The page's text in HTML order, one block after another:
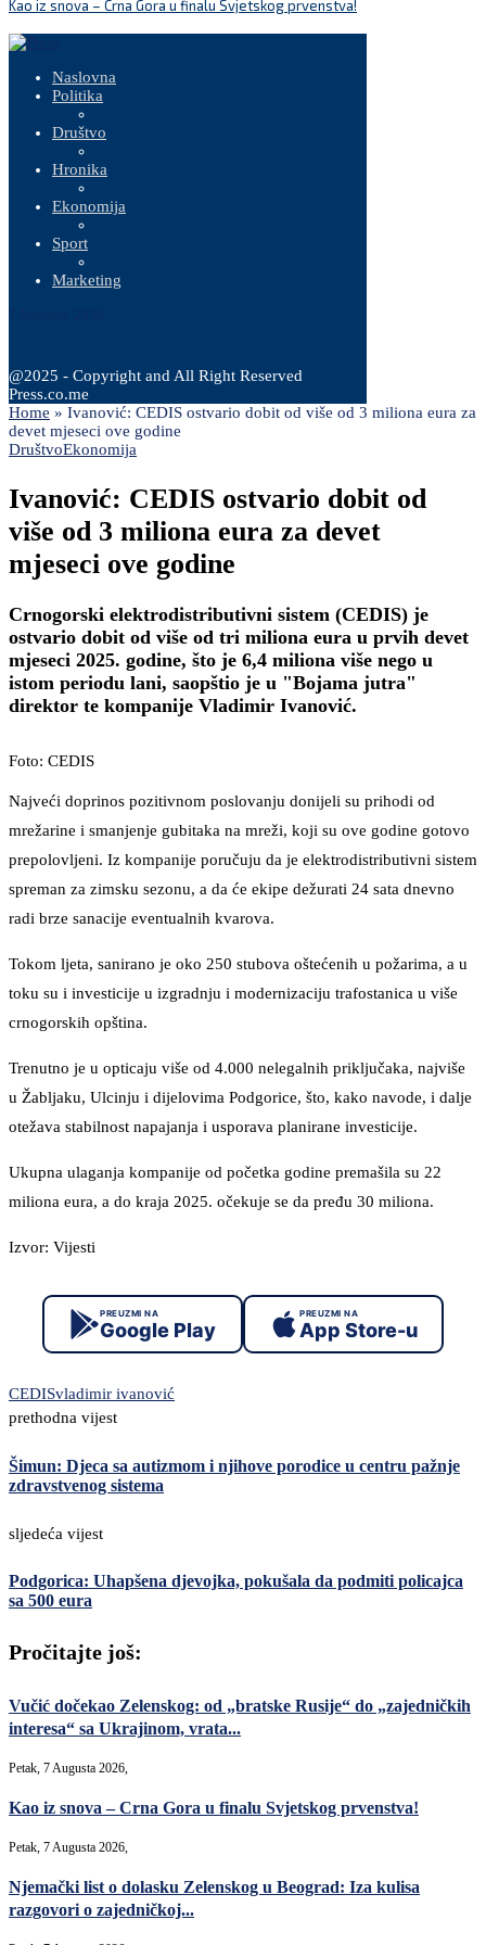
Kao iz snova – Crna Gora u finalu Svjetskog prvenstva!
Naslovna
Politika
Društvo
Hronika
Ekonomija
Sport
Marketing
@2025 - Copyright and All Right Reserved
Press.co.me
Home » Ivanović: CEDIS ostvario dobit od više od 3 miliona eura za
devet mjeseci ove godine
DruštvoEkonomija
Ivanović: CEDIS ostvario dobit od
više od 3 miliona eura za devet
mjeseci ove godine
Crnogorski elektrodistributivni sistem (CEDIS) je
ostvario dobit od više od tri miliona eura u prvih devet
mjeseci 2025. godine, što je 6,4 miliona više nego u
istom periodu lani, saopštio je u "Bojama jutra"
direktor te kompanije Vladimir Ivanović.
Foto: CEDIS
Najveći doprinos pozitivnom poslovanju donijeli su prihodi od
mrežarine i smanjenje gubitaka na mreži, koji su ove godine gotovo
prepolovljeni. Iz kompanije poručuju da je elektrodistributivni sistem
spreman za zimsku sezonu, a da će ekipe dežurati 24 sata dnevno
radi brze sanacije eventualnih kvarova.
Tokom ljeta, sanirano je oko 250 stubova oštećenih u požarima, a u
toku su i investicije u izgradnju i modernizaciju trafostanica u više
crnogorskih opština.
Trenutno je u opticaju više od 4.000 nelegalnih priključaka, najviše
u Žabljaku, Ulcinju i dijelovima Podgorice, što, kako navode, i dalje
otežava stabilnost napajanja i usporava planirane investicije.
Ukupna ulaganja kompanije od početka godine premašila su 22
miliona eura, a do kraja 2025. očekuje se da pređu 30 miliona.
Izvor: Vijesti
PREUZMI NA
Google Play
PREUZMI NA
App Store-u
CEDISvladimir ivanović
prethodna vijest
Šimun: Djeca sa autizmom i njihove porodice u centru pažnje
zdravstvenog sistema
sljedeća vijest
Podgorica: Uhapšena djevojka, pokušala da podmiti policajca
sa 500 eura
Pročitajte još:
Vučić dočekao Zelenskog: od „bratske Rusije“ do „zajedničkih
interesa“ sa Ukrajinom, vrata...
Petak, 7 Augusta 2026,
Kao iz snova – Crna Gora u finalu Svjetskog prvenstva!
Petak, 7 Augusta 2026,
Njemački list o dolasku Zelenskog u Beograd: Iza kulisa
razgovori o zajedničkoj...